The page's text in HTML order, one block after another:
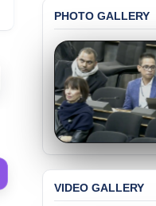
Human
JMBF
PHOTO GALLERY
VIDEO GALLERY